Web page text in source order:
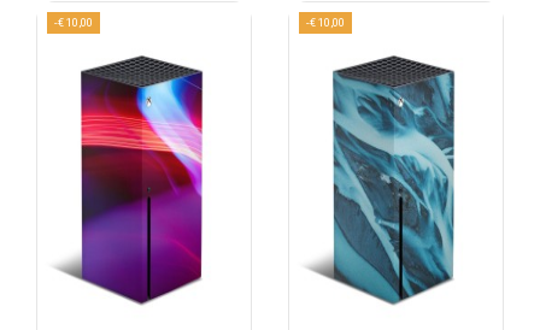
-€ 10,00 -€ 10,00